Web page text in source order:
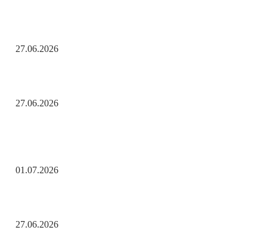
27.06.2026
27.06.2026
01.07.2026
27.06.2026